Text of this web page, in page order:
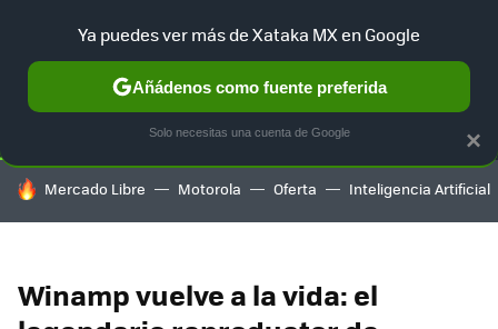
SELECCIÓN GAMING HOME AUTO TERRITORIO
HOY SE HABLA DE
Mercado Libre Motorola Oferta Inteligencia Artificial
Winamp vuelve a la vida: el
×
Ya puedes ver más de Xataka MX en Google
Añádenos como fuente preferida
Solo necesitas una cuenta de Google